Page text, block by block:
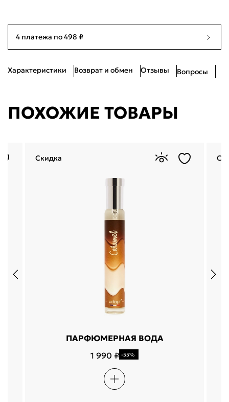
4 платежа по 498 ₽
Характеристики Возврат и обмен Отзывы Вопросы
ПОХОЖИЕ ТОВАРЫ
ПАРФЮМЕРНАЯ ВОДА
1 990 ₽ -55%
Скидка